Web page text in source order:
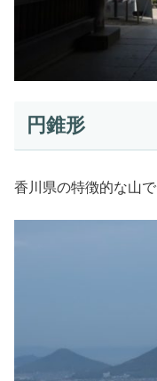
円錐形
香川県の特徴的な山で